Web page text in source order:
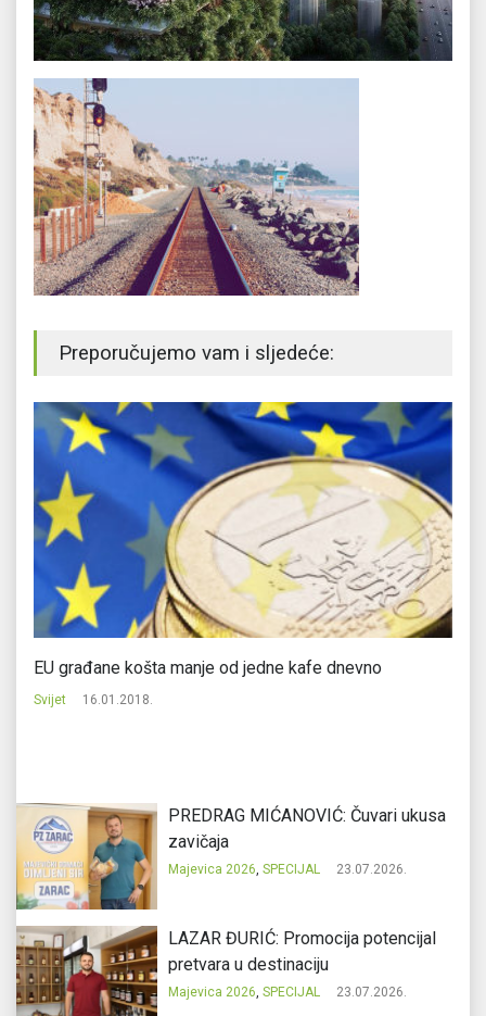
Preporučujemo vam i sljedeće:
EU građane košta manje od jedne kafe dnevno
Svijet 16.01.2018.
PREDRAG MIĆANOVIĆ: Čuvari ukusa
zavičaja
Majevica 2026, SPECIJAL 23.07.2026.
LAZAR ĐURIĆ: Promocija potencijal
pretvara u destinaciju
Majevica 2026 SPECIJAL 23.07.2026.